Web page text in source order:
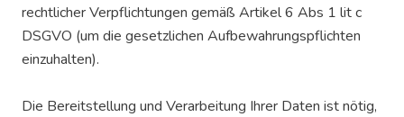
rechtlicher Verpflichtungen gemäß Artikel 6 Abs 1 lit c
DSGVO (um die gesetzlichen Aufbewahrungspflichten
einzuhalten).
Die Bereitstellung und Verarbeitung Ihrer Daten ist nötig,